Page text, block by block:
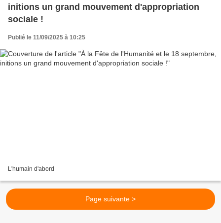
initions un grand mouvement d'appropriation
sociale !
Publié le 11/09/2025 à 10:25
L'humain d'abord
Page suivante >